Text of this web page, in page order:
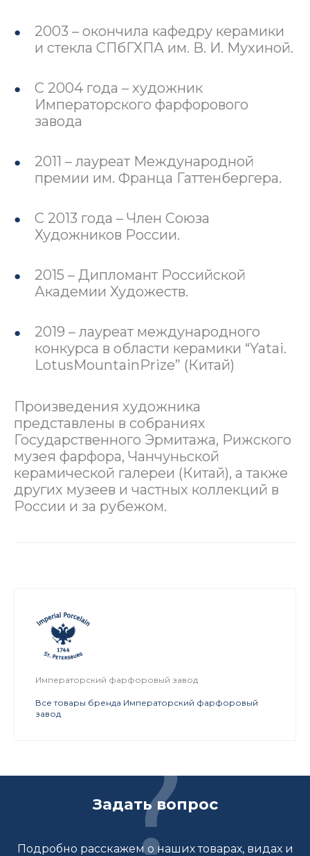
2003 – окончила кафедру керамики
и стекла СПбГХПА им. В. И. Мухиной.
С 2004 года – художник
Императорского фарфорового
завода
2011 – лауреат Международной
премии им. Франца Гаттенбергера.
С 2013 года – Член Союза
Художников России.
2015 – Дипломант Российской
Академии Художеств.
2019 – лауреат международного
конкурса в области керамики “Yatai.
LotusMountainPrize” (Китай)
Произведения художника
представлены в собраниях
Государственного Эрмитажа, Рижского
музея фарфора, Чанчуньской
керамической галереи (Китай), а также
других музеев и частных коллекций в
России и за рубежом.
Императорский фарфоровый завод
Все товары бренда Императорский фарфоровый
завод
Задать вопрос
Подробно расскажем о наших товарах, видах и